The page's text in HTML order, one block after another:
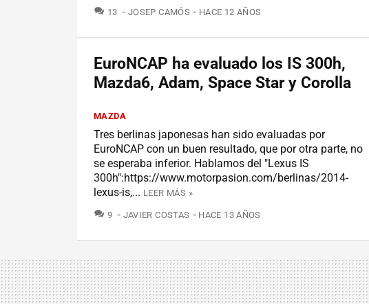
13 COMENTARIOS
JOSEP CAMÓS HACE 12 AÑOS
EuroNCAP ha evaluado los IS 300h,
Mazda6, Adam, Space Star y Corolla
MAZDA
Tres berlinas japonesas han sido evaluadas por
EuroNCAP con un buen resultado, que por otra parte, no
se esperaba inferior. Hablamos del "Lexus IS
300h":https://www.motorpasion.com/berlinas/2014-
lexus-is,... LEER MÁS »
9 COMENTARIOS
JAVIER COSTAS HACE 13 AÑOS